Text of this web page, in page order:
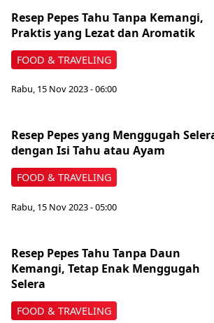
FOOD & TRAVELING
Resep Pepes Tahu Tanpa Kemangi,
Praktis yang Lezat dan Aromatik
Rabu, 15 Nov 2023 - 06:00
FOOD & TRAVELING
Resep Pepes yang Menggugah
dengan Isi Tahu atau Ayam
Rabu, 15 Nov 2023 - 05:00
FOOD & TRAVELING
Resep Pepes Tahu Tanpa Daun
Kemangi, Tetap Enak Menggugah
Selera